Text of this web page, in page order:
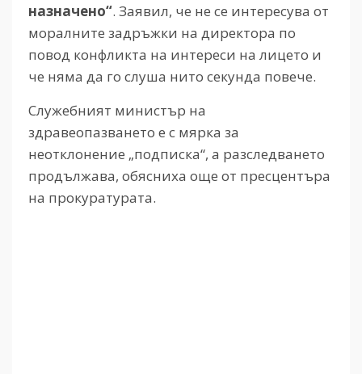
назначено“. Заявил, че не се интересува от
моралните задръжки на директора по
повод конфликта на интереси на лицето и
че няма да го слуша нито секунда повече.
Служебният министър на
здравеопазването е с мярка за
неотклонение „подписка“, а разследването
продължава, обясниха още от пресцентъра
на прокуратурата.